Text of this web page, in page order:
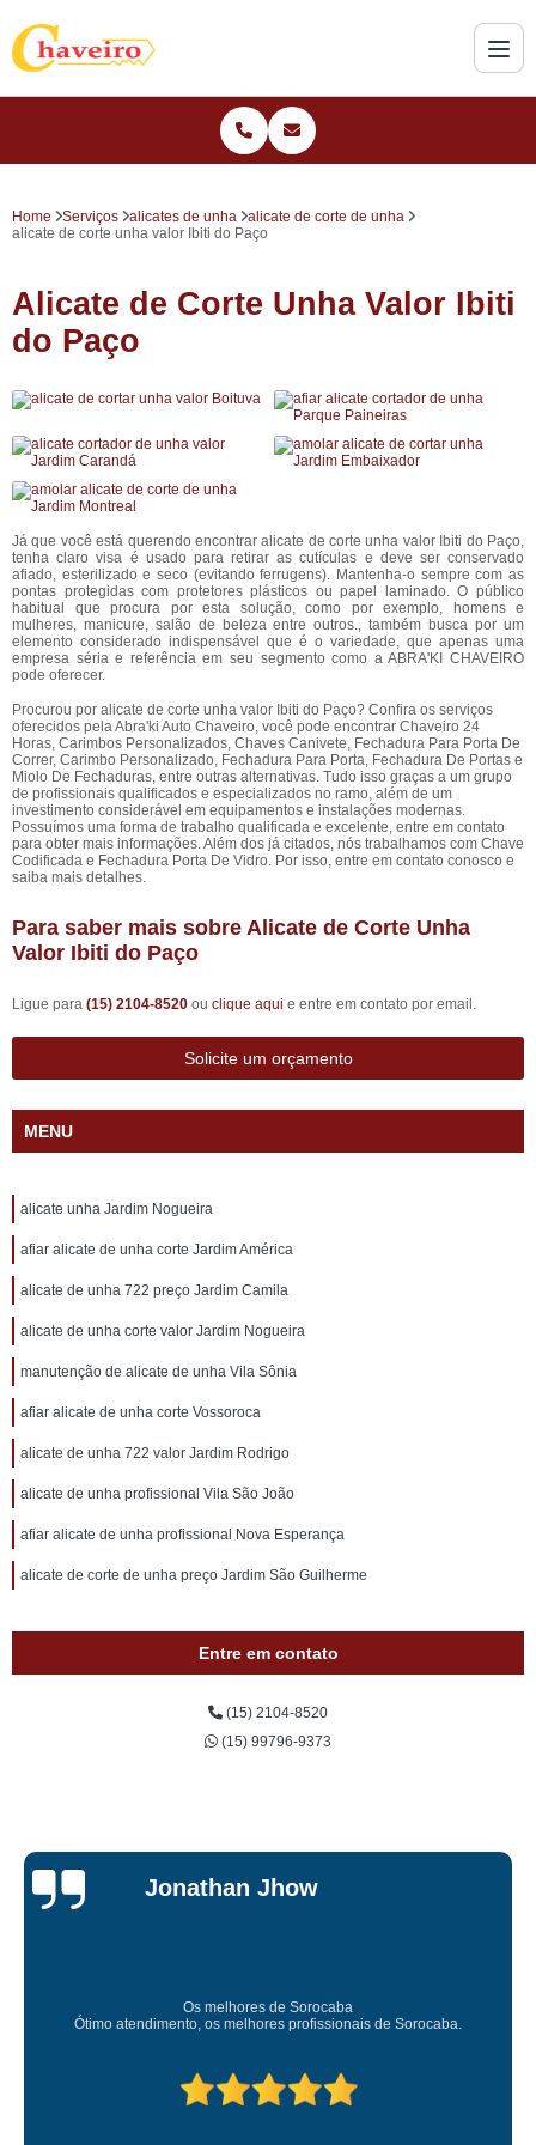
Home Serviços alicates de unha
alicate de corte de unha
alicate de corte unha valor Ibiti do Paço
Alicate de Corte Unha Valor Ibiti
do Paço
Já que você está querendo encontrar alicate de corte unha valor Ibiti do Paço,
tenha claro visa é usado para retirar as cutículas e deve ser conservado
afiado, esterilizado e seco (evitando ferrugens). Mantenha-o sempre com as
pontas protegidas com protetores plásticos ou papel laminado. O público
habitual que procura por esta solução, como por exemplo, homens e
mulheres, manicure, salão de beleza entre outros., também busca por um
elemento considerado indispensável que é o variedade, que apenas uma
empresa séria e referência em seu segmento como a ABRA'KI CHAVEIRO
pode oferecer.
Procurou por alicate de corte unha valor Ibiti do Paço? Confira os serviços
oferecidos pela Abra'ki Auto Chaveiro, você pode encontrar Chaveiro 24
Horas, Carimbos Personalizados, Chaves Canivete, Fechadura Para Porta De
Correr, Carimbo Personalizado, Fechadura Para Porta, Fechadura De Portas e
Miolo De Fechaduras, entre outras alternativas. Tudo isso graças a um grupo
de profissionais qualificados e especializados no ramo, além de um
investimento considerável em equipamentos e instalações modernas.
Possuímos uma forma de trabalho qualificada e excelente, entre em contato
para obter mais informações. Além dos já citados, nós trabalhamos com Chave
Codificada e Fechadura Porta De Vidro. Por isso, entre em contato conosco e
saiba mais detalhes.
Para saber mais sobre Alicate de Corte Unha
Valor Ibiti do Paço
Ligue para (15) 2104-8520 ou clique aqui e entre em contato por email.
Solicite um orçamento
MENU
alicate unha Jardim Nogueira
afiar alicate de unha corte Jardim América
alicate de unha 722 preço Jardim Camila
alicate de unha corte valor Jardim Nogueira
manutenção de alicate de unha Vila Sônia
afiar alicate de unha corte Vossoroca
alicate de unha 722 valor Jardim Rodrigo
alicate de unha profissional Vila São João
afiar alicate de unha profissional Nova Esperança
alicate de corte de unha preço Jardim São Guilherme
Entre em contato
(15) 2104-8520
(15) 99796-9373
Jhow
profissionais de Sorocaba.
Amei o atendimento. Preco
Deixou o meu bem